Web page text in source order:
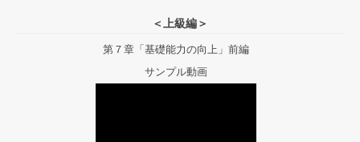
＜上級編＞
第７章「基礎能力の向上」前編
サンプル動画